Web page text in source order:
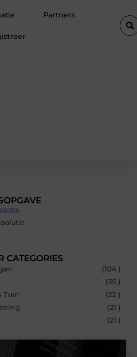
Partners
CATEGORIES
(104 )
(35 )
Tuin
(22 )
(21 )
(21 )